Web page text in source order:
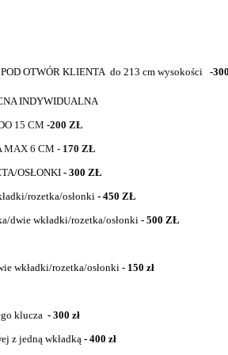
OTWÓR KLIENTA do 213 cm wysokości -
INDYWIDUALNA
15 CM -200 ZŁ
MAX 6 CM - 170 ZŁ
OSŁONKI - 300 ZŁ
rozetka/osłonki- 450 ZŁ
dwie wkładki/rozetka/osłonki - 500 ZŁ
wkładki/rozetka/osłonki- 150 zł
klucza - 300 zł
z jedną wkładką - 400 zł